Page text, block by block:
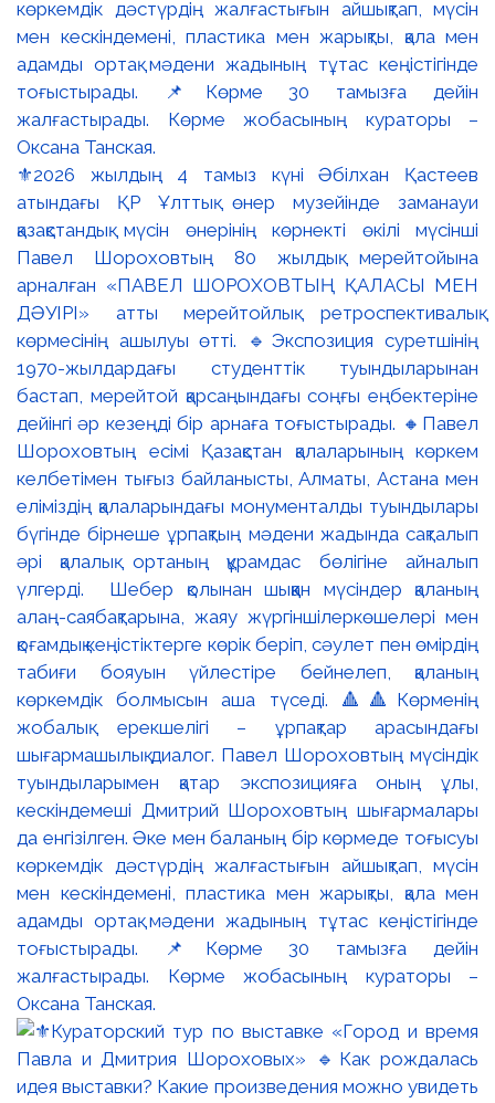
⚜️2026 жылдың 4 тамыз күні Әбілхан Қастеев
атындағы ҚР Ұлттық өнер музейінде заманауи
қазақстандық мүсін өнерінің көрнекті өкілі мүсінші
Павел Шороховтың 80 жылдық мерейтойына
арналған «ПАВЕЛ ШОРОХОВТЫҢ ҚАЛАСЫ МЕН
ДӘУІРІ» атты мерейтойлық ретроспективалық
көрмесінің ашылуы өтті. 🔹Экспозиция суретшінің
1970-жылдардағы студенттік туындыларынан
бастап, мерейтой қарсаңындағы соңғы еңбектеріне
дейінгі әр кезеңді бір арнаға тоғыстырады. 🔸Павел
Шороховтың есімі Қазақстан қалаларының көркем
келбетімен тығыз байланысты, Алматы, Астана мен
еліміздің қалаларындағы монументалды туындылары
бүгінде бірнеше ұрпақтың мәдени жадында сақталып
әрі қалалық ортаның құрамдас бөлігіне айналып
үлгерді. Шебер қолынан шыққан мүсіндер қаланың
алаң-саябақтарына, жаяу жүргіншілеркөшелері мен
қоғамдық кеңістіктерге көрік беріп, сәулет пен өмірдің
табиғи бояуын үйлестіре бейнелеп, қаланың
көркемдік болмысын аша түседі. 🔺🔺Көрменің
жобалық ерекшелігі – ұрпақтар арасындағы
шығармашылық диалог. Павел Шороховтың мүсіндік
туындыларымен қатар экспозицияға оның ұлы,
кескіндемеші Дмитрий Шороховтың шығармалары
да енгізілген. Әке мен баланың бір көрмеде тоғысуы
көркемдік дәстүрдің жалғастығын айшықтап, мүсін
мен кескіндемені, пластика мен жарықты, қала мен
адамды ортақ мәдени жадының тұтас кеңістігінде
тоғыстырады. 📌Көрме 30 тамызға дейін
жалғастырады. Көрме жобасының кураторы –
Оксана Танская.